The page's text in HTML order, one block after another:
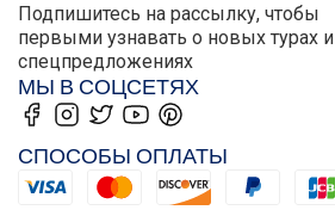
Подпишитесь на рассылку, чтобы
первыми узнавать о новых турах и
спецпредложениях
МЫ В СОЦСЕТЯХ
СПОСОБЫ ОПЛАТЫ